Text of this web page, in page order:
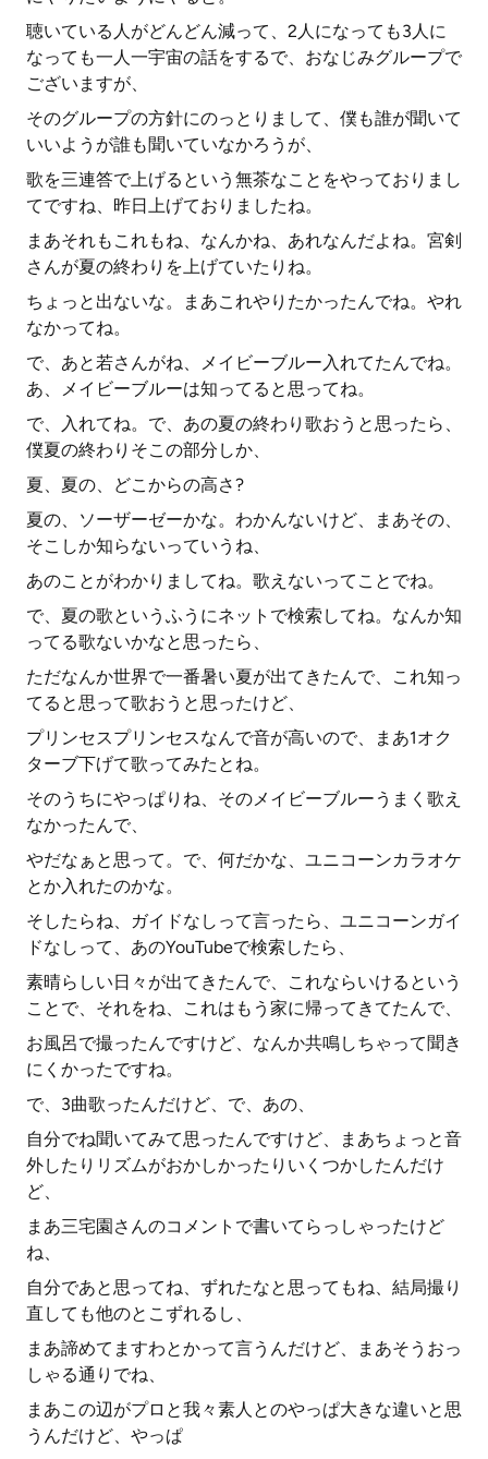
聴いている人がどんどん減って、2人になっても3人に
なっても一人一宇宙の話をするで、おなじみグループで
ございますが、
そのグループの方針にのっとりまして、僕も誰が聞いて
いいようが誰も聞いていなかろうが、
歌を三連答で上げるという無茶なことをやっておりまし
てですね、昨日上げておりましたね。
まあそれもこれもね、なんかね、あれなんだよね。宮剣
さんが夏の終わりを上げていたりね。
ちょっと出ないな。まあこれやりたかったんでね。やれ
なかってね。
で、あと若さんがね、メイビーブルー入れてたんでね。
あ、メイビーブルーは知ってると思ってね。
で、入れてね。で、あの夏の終わり歌おうと思ったら、
僕夏の終わりそこの部分しか、
夏、夏の、どこからの高さ?
夏の、ソーザーゼーかな。わかんないけど、まあその、
そこしか知らないっていうね、
あのことがわかりましてね。歌えないってことでね。
で、夏の歌というふうにネットで検索してね。なんか知
ってる歌ないかなと思ったら、
ただなんか世界で一番暑い夏が出てきたんで、これ知っ
てると思って歌おうと思ったけど、
プリンセスプリンセスなんで音が高いので、まあ1オク
ターブ下げて歌ってみたとね。
そのうちにやっぱりね、そのメイビーブルーうまく歌え
なかったんで、
やだなぁと思って。で、何だかな、ユニコーンカラオケ
とか入れたのかな。
そしたらね、ガイドなしって言ったら、ユニコーンガイ
ドなしって、あのYouTubeで検索したら、
素晴らしい日々が出てきたんで、これならいけるという
ことで、それをね、これはもう家に帰ってきてたんで、
お風呂で撮ったんですけど、なんか共鳴しちゃって聞き
にくかったですね。
で、3曲歌ったんだけど、で、あの、
自分でね聞いてみて思ったんですけど、まあちょっと音
外したりリズムがおかしかったりいくつかしたんだけ
ど、
まあ三宅園さんのコメントで書いてらっしゃったけど
ね、
自分であと思ってね、ずれたなと思ってもね、結局撮り
直しても他のとこずれるし、
まあ諦めてますわとかって言うんだけど、まあそうおっ
しゃる通りでね、
まあこの辺がプロと我々素人とのやっぱ大きな違いと思
うんだけど、やっぱ